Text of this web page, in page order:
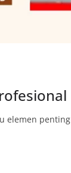
elemen